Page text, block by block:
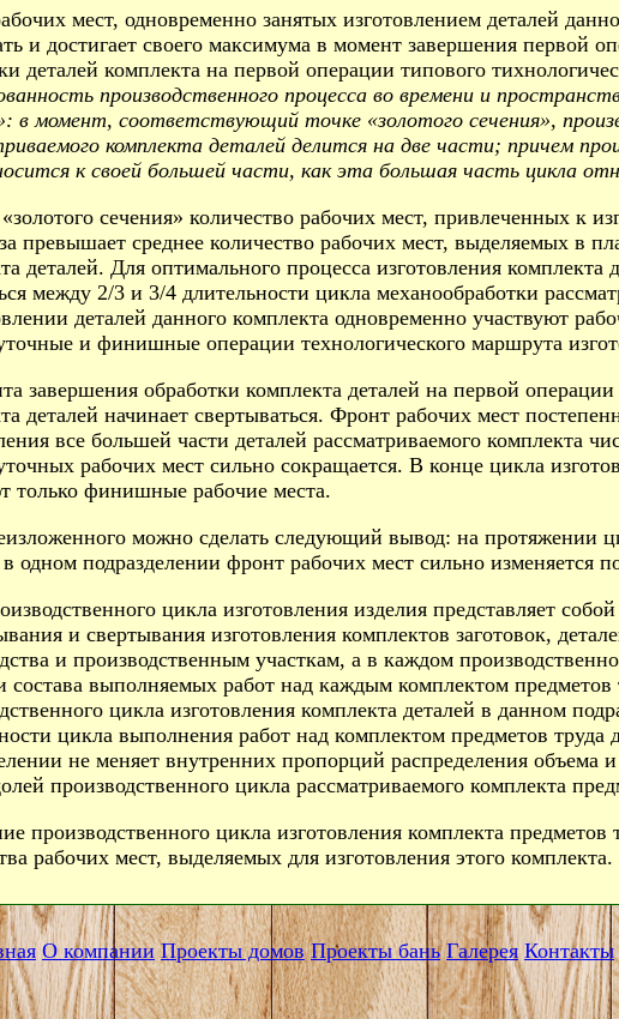
мест, одновременно занятых изготовлением деталей
и достигает своего максимума в момент завершения первой
деталей комплекта на первой операции типового
производственного процесса во времени и
в момент, соответствующий точке «золотого сечения»,
комплекта деталей делится на две части; причем
к своей большей части, как эта большая часть цикла
сечения» количество рабочих мест, привлеченных к
превышает среднее количество рабочих мест, выделяемых в
деталей. Для оптимального процесса изготовления комплекта
между 2/3 и 3/4 длительности цикла механообработки
деталей данного комплекта одновременно участвуют
и финишные операции технологического маршрута
завершения обработки комплекта деталей на первой операции
деталей начинает свертываться. Фронт рабочих мест
все большей части деталей рассматриваемого комплекта
рабочих мест сильно сокращается. В конце цикла
только финишные рабочие места.
можно сделать следующий вывод: на протяжении
одном подразделении фронт рабочих мест сильно изменяется
цикла изготовления изделия представляет
и свертывания изготовления комплектов заготовок,
и производственным участкам, а в каждом
состава выполняемых работ над каждым комплектом предметов
цикла изготовления комплекта деталей в данном
цикла выполнения работ над комплектом предметов
не меняет внутренних пропорций распределения объема
производственного цикла рассматриваемого комплекта
производственного цикла изготовления комплекта
рабочих мест, выделяемых для изготовления этого комплекта.
О компании Проекты домов Проекты бань Галерея Контакты